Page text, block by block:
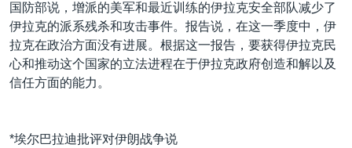
国防部说，增派的美军和最近训练的伊拉克安全部队减少了
伊拉克的派系残杀和攻击事件。报告说，在这一季度中，伊
拉克在政治方面没有进展。根据这一报告，要获得伊拉克民
心和推动这个国家的立法进程在于伊拉克政府创造和解以及
信任方面的能力。
*埃尔巴拉迪批评对伊朗战争说